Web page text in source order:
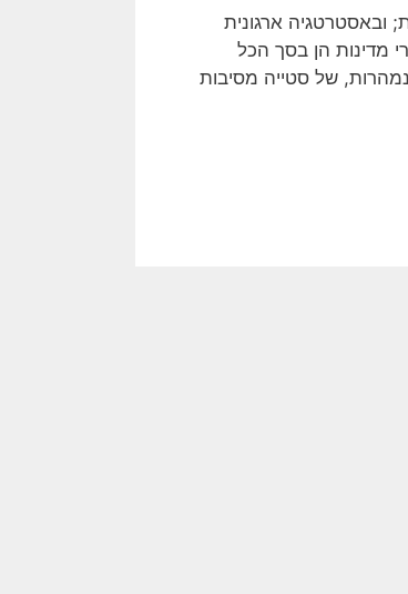
ובאסטרטגיה ארגונית
מדינות הן בסך הכל
נמהרות, של סטייה מסיבות